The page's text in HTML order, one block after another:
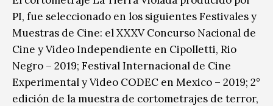
PI, fue seleccionado en los siguientes Festivales y
Muestras de Cine: el XXXV Concurso Nacional de
Cine y Video Independiente en Cipolletti, Rio
Negro – 2019; Festival Internacional de Cine
Experimental y Video CODEC en Mexico – 2019; 2°
edición de la muestra de cortometrajes de terror,